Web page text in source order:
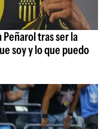
tras ser la
soy y lo que puedo